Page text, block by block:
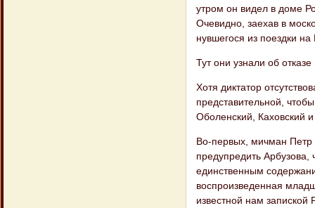
утром он видел в доме
Очевидно, заехав в
нувшегося из поездки на
Тут они узнали об
Хотя диктатор
представительной,
Оболенский, Каховский
Во-первых, мичман Петр
предупредить
единственным
воспроизведенная
известной нам